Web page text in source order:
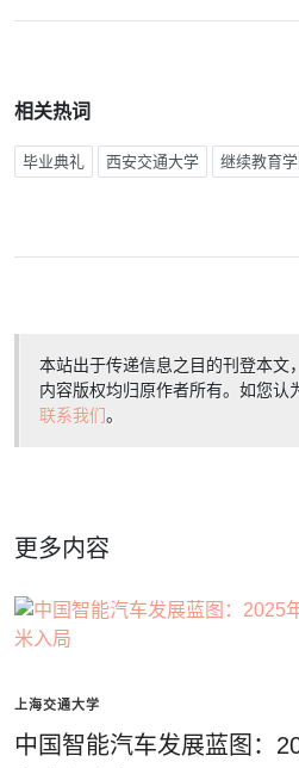
相关热词
毕业典礼 西安交通大学 继续教育
本站出于传递信息之目的刊登本文
内容版权均归原作者所有。如您认
联系我们。
更多内容
上海交通大学
中国智能汽车发展蓝图：